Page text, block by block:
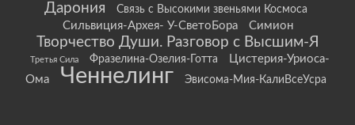
Дарония
Связь с Высокими звеньями Космоса
Сильвиция-Архея- У-СветоБора Симион
Творчество Души. Разговор с Высшим-Я
Третья Сила Фразелина-Озелия-Готта
Цистерия-Уриоса-
Ома
Ченнелинг Эвисома-Мия-КалиВсеУсра